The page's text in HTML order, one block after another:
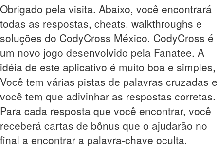
Obrigado pela visita. Abaixo, você encontrará
todas as respostas, cheats, walkthroughs e
soluções do CodyCross México. CodyCross é
um novo jogo desenvolvido pela Fanatee. A
idéia de este aplicativo é muito boa e simples,
Você tem várias pistas de palavras cruzadas e
você tem que adivinhar as respostas corretas.
Para cada resposta que você encontrar, você
receberá cartas de bônus que o ajudarão no
final a encontrar a palavra-chave oculta.